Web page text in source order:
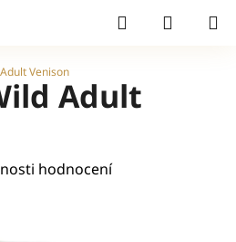
Hledat
Venison
Adult
hodnocení